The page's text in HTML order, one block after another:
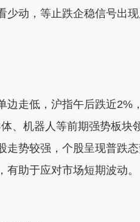
少动，等止跌企稳信号出现
走低，沪指午后跌近2%
、机器人等前期强势板块
走势较强，个股呈现普跌
助于应对市场短期波动。